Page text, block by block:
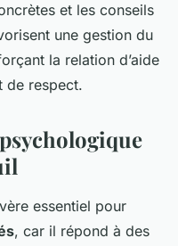
et les conseils
une gestion du
la relation d’aide
de respect.
essentiel pour
, car il répond à des